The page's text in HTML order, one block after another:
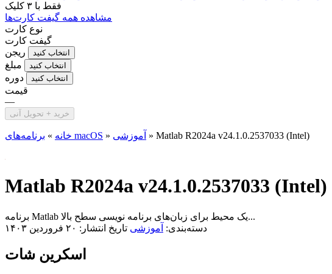
فقط با ۳ کلیک
مشاهده همه گیفت کارت‌ها
نوع کارت
گیفت کارت
ریجن
انتخاب کنید
مبلغ انتخاب کنید
دوره انتخاب کنید
قیمت
—
خرید + تحویل آنی
خانه » برنامه‌های macOS » آموزشی » Matlab R2024a v24.1.0.2537033 (Intel)
Matlab R2024a v24.1.0.2537033 (Intel)
برنامه Matlab یک محیط برای زبان‌های برنامه نویسی سطح بالا...
دسته‌بندی: آموزشی تاریخ انتشار: ۲۰ فروردین ۱۴۰۳
اسکرین شات